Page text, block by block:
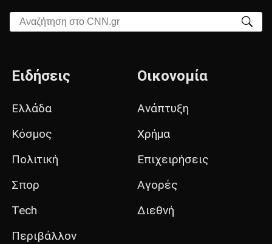
Αναζήτηση στο CNN.gr
Ειδήσεις
Ελλάδα
Κόσμος
Πολιτική
Σπορ
Tech
Περιβάλλον
Οικονομία
Ανάπτυξη
Χρήμα
Επιχειρήσεις
Αγορές
Διεθνή